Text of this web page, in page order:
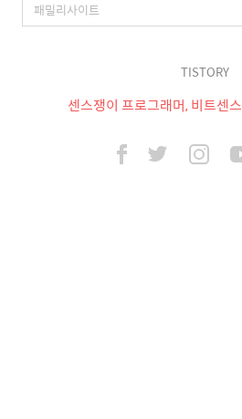
TISTORY
센스쟁이 프로그래머, 비트센스